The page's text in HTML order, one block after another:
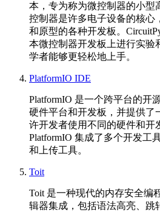
本，专为称为微控制器的小型
控制器是许多电子设备的核心
和原型的各种开发板。
本微控制器开发板上进行实验
学者能够更轻松地上手。
PlatformIO IDE
PlatformIO 是一个跨平台的开
硬件平台和开发板，并提供了
许开发者使用不同的硬件和开
PlatformIO 集成了多个开发工
和上传工具。
Toit
Toit 是一种现代的内存安全编
辑器集成，包括语法高亮、跳